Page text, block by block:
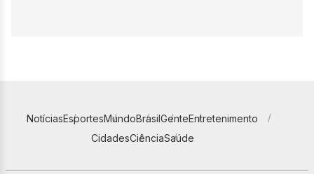
NotíciasEsportesMundoBrasilGenteEntretenimento
CidadesCiênciaSaúde